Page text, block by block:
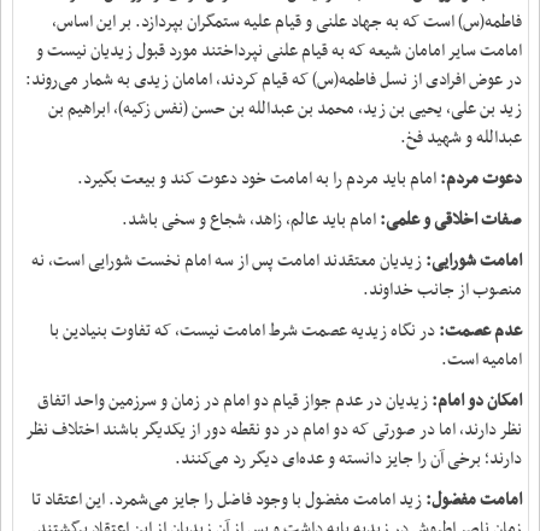
فاطمه(س) است که به جهاد علنی و قیام علیه ستمگران بپردازد. بر این اساس،
امامت سایر امامان شیعه که به قیام علنی نپرداختند مورد قبول زیدیان نیست و
در عوض افرادی از نسل فاطمه(س) که قیام کردند، امامان زیدی به شمار می‌روند:
زید بن علی، یحیی بن زید، محمد بن عبدالله بن حسن (نفس زکیه)، ابراهیم بن
عبدالله و شهید فخ.
دعوت مردم:امام باید مردم را به امامت خود دعوت کند و بیعت بگیرد.
صفات اخلاقی و علمی:امام باید عالم، زاهد، شجاع و سخی باشد.
امامت شورایی:زیدیان معتقدند امامت پس از سه امام نخست شورایی است، نه
منصوب از جانب خداوند.
عدم عصمت:در نگاه زیدیه عصمت شرط امامت نیست، که تفاوت بنیادین با
امامیه است.
امکان دو امام:زیدیان در عدم جواز قیام دو امام در زمان و سرزمین واحد اتفاق
نظر دارند، اما در صورتی که دو امام در دو نقطه دور از یکدیگر باشند اختلاف نظر
دارند؛ برخی آن را جایز دانسته و عده‌ای دیگر رد می‌کنند.
امامت مفضول:زید امامت مفضول با وجود فاضل را جایز می‌شمرد. این اعتقاد تا